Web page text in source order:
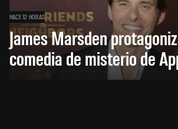
HACE 12 HORAS
James Marsden
comedia de misterio de